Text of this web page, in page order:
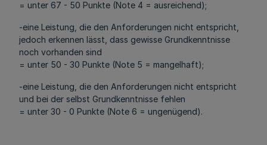
= unter 67 - 50 Punkte (Note 4 = ausreichend);
-eine Leistung, die den Anforderungen nicht entspricht,
jedoch erkennen lässt, dass gewisse Grundkenntnisse
noch vorhanden sind
= unter 50 - 30 Punkte (Note 5 = mangelhaft);
-eine Leistung, die den Anforderungen nicht entspricht
und bei der selbst Grundkenntnisse fehlen
= unter 30 - 0 Punkte (Note 6 = ungenügend).